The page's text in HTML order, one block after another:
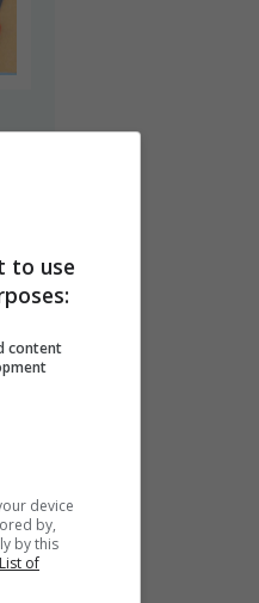
to use
content
device
by,
by this
List of